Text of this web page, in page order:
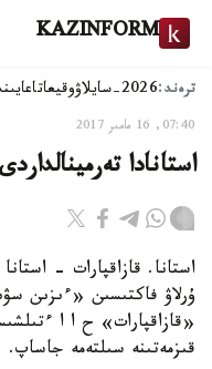
KAZINFORM
ترەند:2026-سايلاۋ وقيعا
07:40, 16 مامىر 2017
استانادا
استانا. قازاقپارات -
ۇرلاۋ فاكتىسىن «ءىزىن
«قازاقپارات» ح ا ا
قىزمەتىنە سىلتەمە جاساپ.